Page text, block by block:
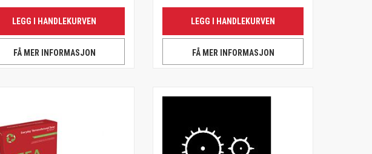
LEGG I HANDLEKURVEN
FÅ MER INFORMASJON
LEGG I HANDLEKURVEN
FÅ MER INFORMASJON